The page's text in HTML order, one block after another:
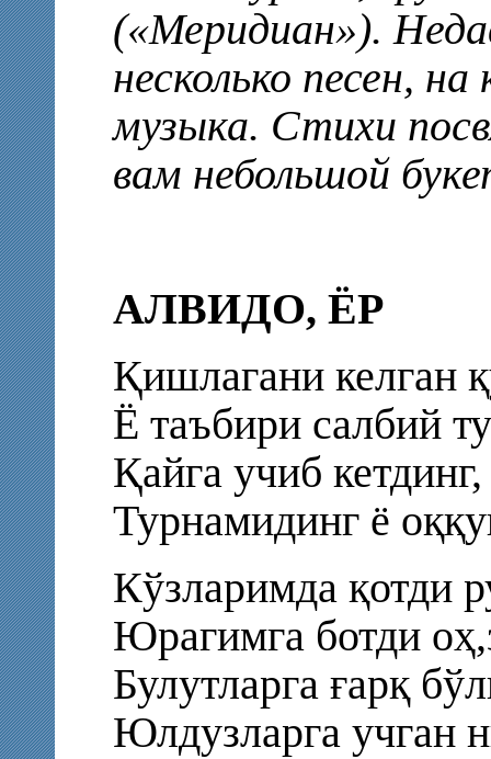
(«Меридиан»).
несколько песен,
музыка. Стихи
вам небольшой
АЛВИДО, ЁР
Қишлагани келган
Ё таъбири салбий
Қайга учиб
Турнамидинг ё
Кўзларимда қотди
Юрагимга ботди
Булутларга ғарқ
Юлдузларга учган